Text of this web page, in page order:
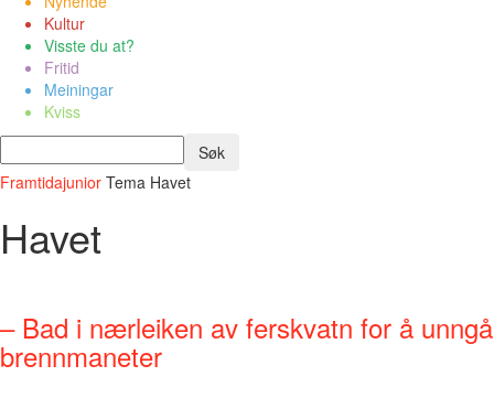
Kultur
Visste du at?
Fritid
Meiningar
Kviss
Framtidajunior Tema Havet
Havet
– Bad i nærleiken av ferskvatn for å unngå
brennmaneter